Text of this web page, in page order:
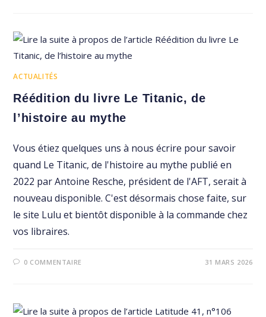
ACTUALITÉS
Réédition du livre Le Titanic, de
l’histoire au mythe
Vous étiez quelques uns à nous écrire pour savoir
quand Le Titanic, de l'histoire au mythe publié en
2022 par Antoine Resche, président de l'AFT, serait à
nouveau disponible. C'est désormais chose faite, sur
le site Lulu et bientôt disponible à la commande chez
vos libraires.
0 COMMENTAIRE 31 MARS 2026